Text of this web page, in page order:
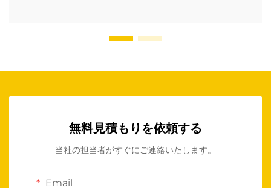
無料見積もりを依頼する
当社の担当者がすぐにご連絡いたします。
Email